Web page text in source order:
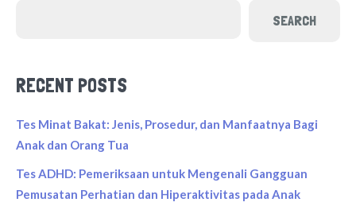
SEARCH
RECENT POSTS
Tes Minat Bakat: Jenis, Prosedur, dan Manfaatnya Bagi
Anak dan Orang Tua
Tes ADHD: Pemeriksaan untuk Mengenali Gangguan
Pemusatan Perhatian dan Hiperaktivitas pada Anak